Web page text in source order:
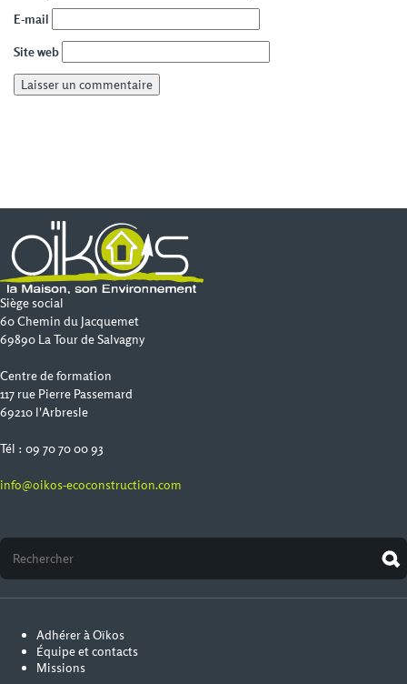
E-mail
Site web
Siège social
60 Chemin du Jacquemet
69890 La Tour de Salvagny
Centre de formation
117 rue Pierre Passemard
69210 l'Arbresle
Tél : 09 70 70 00 93
info@oikos-ecoconstruction.com
Adhérer à Oïkos
Équipe et contacts
Missions